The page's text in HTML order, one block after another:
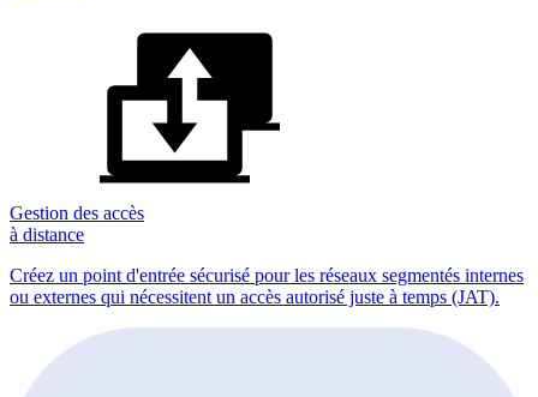
Gestion des accès
à distance
Créez un point d'entrée sécurisé pour les réseaux segmentés internes
ou externes qui nécessitent un accès autorisé juste à temps (JAT).